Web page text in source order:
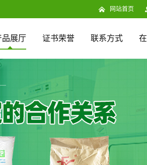
网站首页
品展厅 证书荣誉 联系方式